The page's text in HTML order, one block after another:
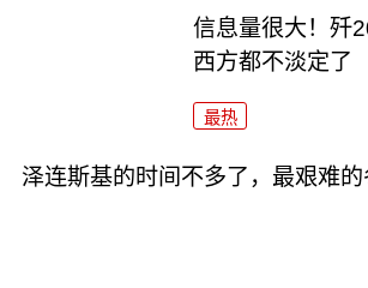
信息量很大！歼
西方都不淡定了
最热
泽连斯基的时间不多了，最艰难